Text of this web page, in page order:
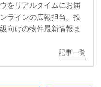
をリアルタイムにお届
ラインの広報担当。投
向けの物件最新情報ま
記事一覧